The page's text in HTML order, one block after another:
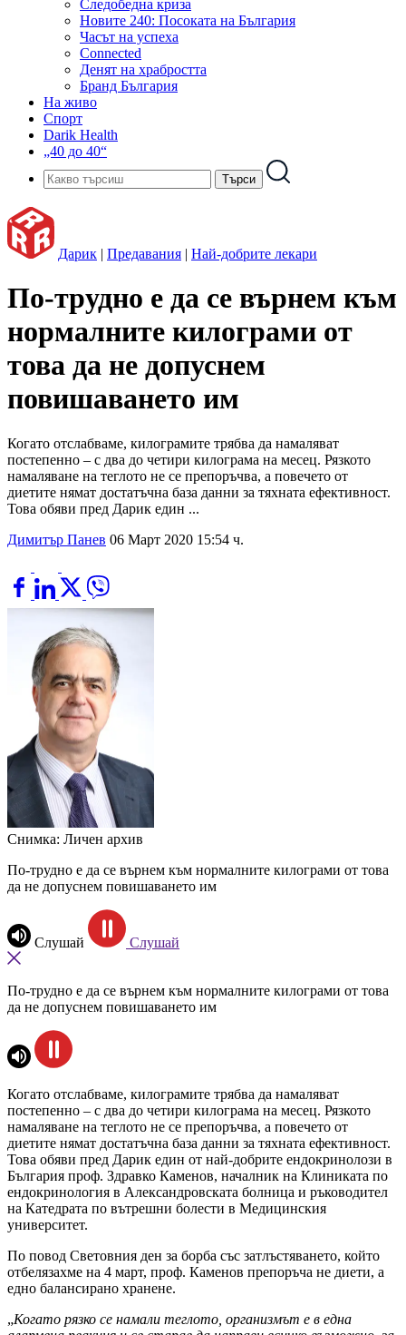
Следобедна криза
Новите 240: Посоката на България
Часът на успеха
Connected
Денят на храбростта
Бранд България
На живо
Спорт
Darik Health
„40 до 40“
Дарик | Предавания | Най-добрите лекари
По-трудно е да се върнем към
нормалните килограми от
това да не допуснем
повишаването им
Когато отслабваме, килограмите трябва да намаляват
постепенно – с два до четири килограма на месец. Рязкото
намаляване на теглото не се препоръчва, а повечето от
диетите нямат достатъчна база данни за тяхната ефективност.
Това обяви пред Дарик един ...
Димитър Панев 06 Март 2020 15:54 ч.
Снимка: Личен архив
По-трудно е да се върнем към нормалните килограми от това
да не допуснем повишаването им
Слушай Слушай
По-трудно е да се върнем към нормалните килограми от това
да не допуснем повишаването им
Когато отслабваме, килограмите трябва да намаляват
постепенно – с два до четири килограма на месец. Рязкото
намаляване на теглото не се препоръчва, а повечето от
диетите нямат достатъчна база данни за тяхната ефективност.
Това обяви пред Дарик един от най-добрите ендокринолози в
България проф. Здравко Каменов, началник на Клиниката по
ендокринология в Александровската болница и ръководител
на Катедрата по вътрешни болести в Медицинския
университет.
По повод Световния ден за борба със затлъстяването, който
отбелязахме на 4 март, проф. Каменов препоръча не диети, а
едно балансирано хранене.
„Когато рязко се намали теглото, организмът е в една